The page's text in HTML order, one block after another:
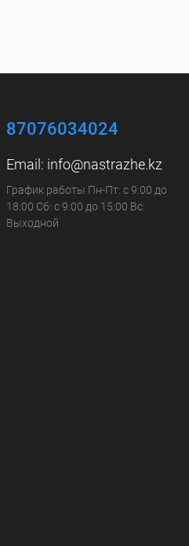
87076034024
Email: info@nastrazhe.kz
График работы Пн-Пт: с 9:00 до
18:00 Сб: с 9:00 до 15:00 Вс:
Выходной